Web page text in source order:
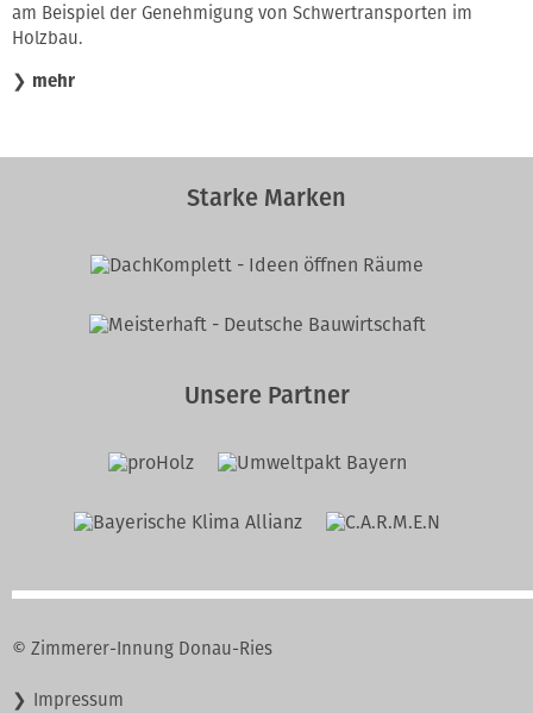
am Beispiel der Genehmigung von Schwertransporten im
Holzbau.
❯ mehr
Starke Marken
Unsere Partner
© Zimmerer-Innung Donau-Ries
Navigation
Impressum